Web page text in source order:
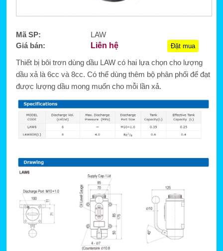
Mã SP:
LAW
Giá bán:
Liên hệ Đặt mua
Thiết bị bôi trơn dùng dầu LAW có hai lựa chọn cho lượng
dầu xả là 6cc và 8cc. Có thể dùng thêm bộ phân phối để đạt
được lượng dầu mong muốn cho mỗi lần xả.